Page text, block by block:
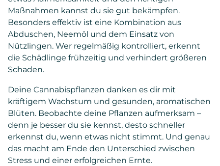
Maßnahmen kannst du sie gut bekämpfen.
Besonders effektiv ist eine Kombination aus
Abduschen, Neemöl und dem Einsatz von
Nützlingen. Wer regelmäßig kontrolliert, erkennt
die Schädlinge frühzeitig und verhindert größeren
Schaden.
Deine Cannabispflanzen danken es dir mit
kräftigem Wachstum und gesunden, aromatischen
Blüten. Beobachte deine Pflanzen aufmerksam –
denn je besser du sie kennst, desto schneller
erkennst du, wenn etwas nicht stimmt. Und genau
das macht am Ende den Unterschied zwischen
Stress und einer erfolgreichen Ernte.